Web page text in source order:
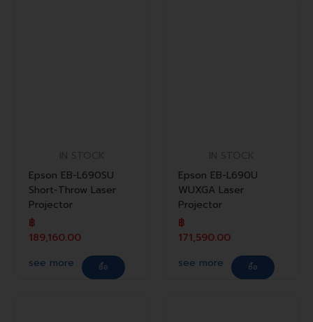
Epson EB-L690SU
Short-Throw Laser
Projector
฿
189,160.00
see more
ซื้อ
Epson EB-L690U
WUXGA Laser
Projector
฿
171,590.00
see more
ซื้อ